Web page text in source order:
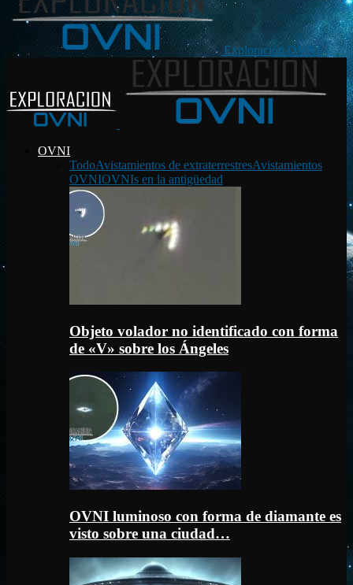
Exploración OVNI
OVNI
TodoAvistamientos de extraterrestresAvistamientos
OVNIOVNIs en la antigüedad
Objeto volador no identificado con forma
de «V» sobre los Ángeles
OVNI luminoso con forma de diamante es
visto sobre una ciudad…